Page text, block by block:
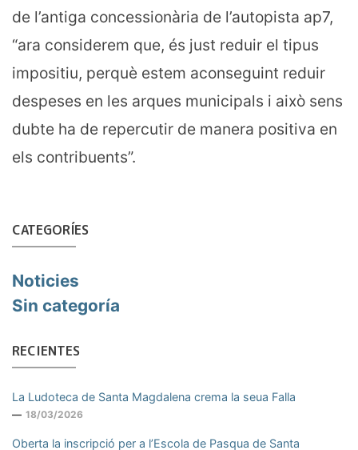
de l’antiga concessionària de l’autopista ap7,
“ara considerem que, és just reduir el tipus
impositiu, perquè estem aconseguint reduir
despeses en les arques municipals i això sens
dubte ha de repercutir de manera positiva en
els contribuents”.
CATEGORÍES
Noticies
Sin categoría
RECIENTES
La Ludoteca de Santa Magdalena crema la seua Falla
18/03/2026
Oberta la inscripció per a l’Escola de Pasqua de Santa